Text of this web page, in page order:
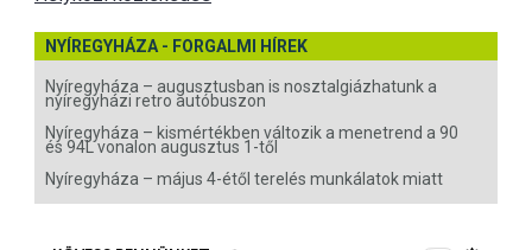
NYÍREGYHÁZA - FORGALMI HÍREK
Nyíregyháza – augusztusban is nosztalgiázhatunk a
nyíregyházi retro autóbuszon
Nyíregyháza – kismértékben változik a menetrend a 90
és 94L vonalon augusztus 1-től
Nyíregyháza – május 4-étől terelés munkálatok miatt